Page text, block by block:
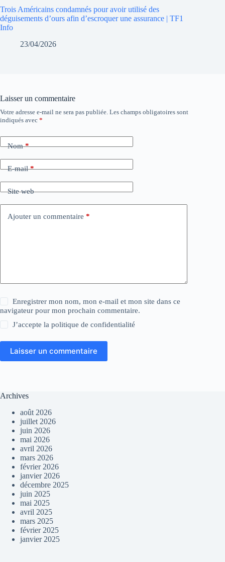
Trois Américains condamnés pour avoir utilisé des
déguisements d’ours afin d’escroquer une assurance | TF1
Info
23/04/2026
Laisser un commentaire
Votre adresse e-mail ne sera pas publiée. Les champs obligatoires sont
indiqués avec *
Nom*
E-mail*
Site web
Ajouter un commentaire *
Enregistrer mon nom, mon e-mail et mon site dans ce
navigateur pour mon prochain commentaire.
J’accepte lapolitique de confidentialité
Laisser un commentaire
Archives
août 2026
juillet 2026
juin 2026
mai 2026
avril 2026
mars 2026
février 2026
janvier 2026
décembre 2025
juin 2025
mai 2025
avril 2025
mars 2025
février 2025
janvier 2025